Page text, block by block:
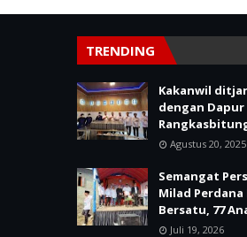
TRENDING
Kakanwil
dengan Dapur
Agustus 20, 2025
Semangat
Milad
Bersatu, 77
Juli 19, 2026